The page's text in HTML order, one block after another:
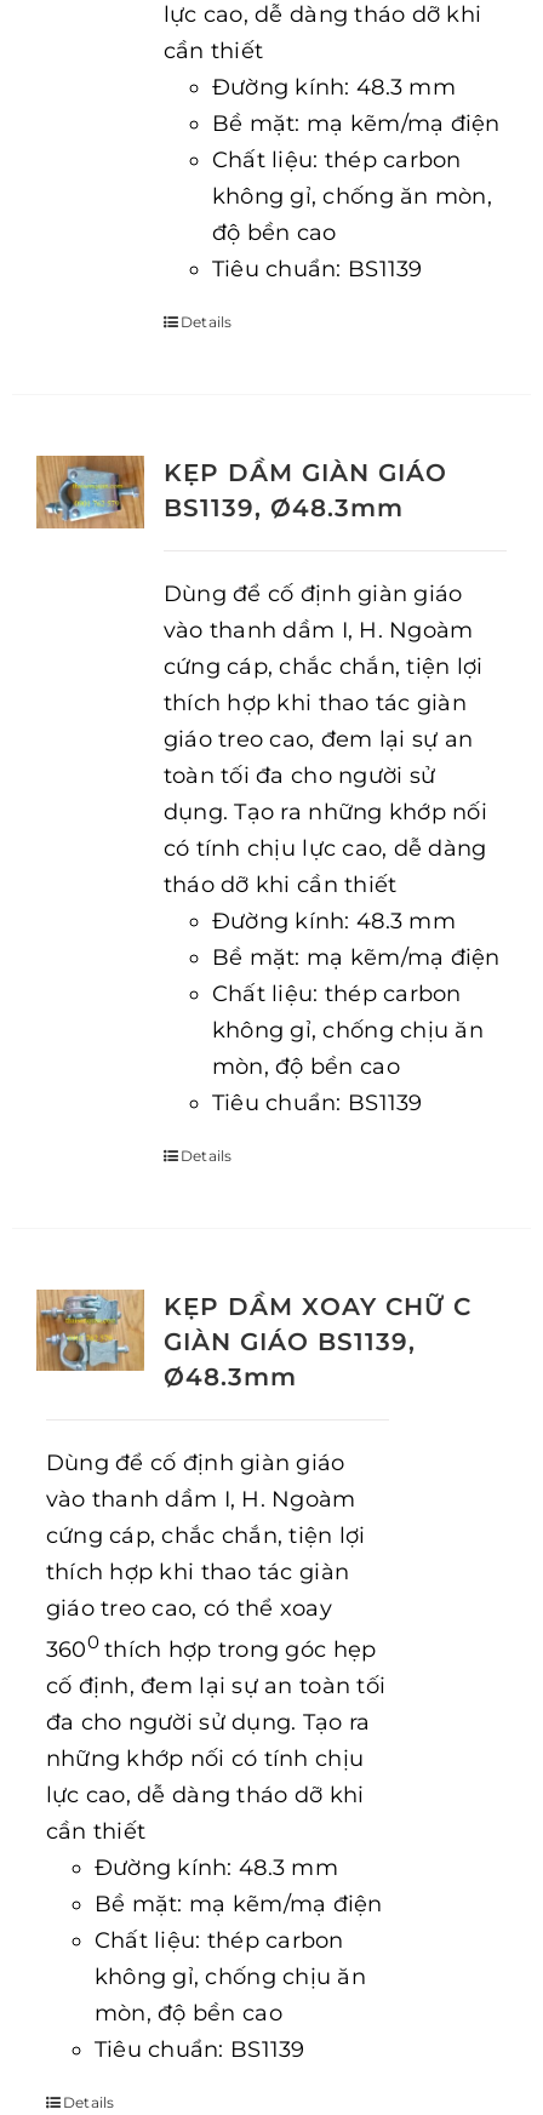
lực cao, dễ dàng tháo dỡ khi
cần thiết
Đường kính: 48.3 mm
Bề mặt: mạ kẽm/mạ điện
Chất liệu: thép carbon
không gỉ, chống ăn mòn,
độ bền cao
Tiêu chuẩn: BS1139
Details
KẸP DẦM GIÀN GIÁO
BS1139, Ø48.3mm
Dùng để cố định giàn giáo
vào thanh dầm I, H. Ngoàm
cứng cáp, chắc chắn, tiện lợi
thích hợp khi thao tác giàn
giáo treo cao, đem lại sự an
toàn tối đa cho người sử
dụng. Tạo ra những khớp nối
có tính chịu lực cao, dễ dàng
tháo dỡ khi cần thiết
Đường kính: 48.3 mm
Bề mặt: mạ kẽm/mạ điện
Chất liệu: thép carbon
không gỉ, chống chịu ăn
mòn, độ bền cao
Tiêu chuẩn: BS1139
Details
KẸP DẦM XOAY CHỮ C
GIÀN GIÁO BS1139,
Ø48.3mm
Dùng để cố định giàn giáo
vào thanh dầm I, H. Ngoàm
cứng cáp, chắc chắn, tiện lợi
thích hợp khi thao tác giàn
giáo treo cao, có thể xoay
3600thích hợp trong góc hẹp
cố định, đem lại sự an toàn tối
đa cho người sử dụng. Tạo ra
những khớp nối có tính chịu
lực cao, dễ dàng tháo dỡ khi
cần thiết
Đường kính: 48.3 mm
Bề mặt: mạ kẽm/mạ điện
Chất liệu: thép carbon
không gỉ, chống chịu ăn
mòn, độ bền cao
Tiêu chuẩn: BS1139
Details